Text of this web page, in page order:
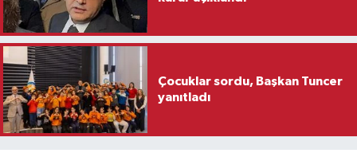
Çocuklar sordu, Başkan Tuncer
yanıtladı